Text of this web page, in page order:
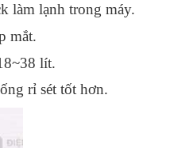
làm lạnh trong máy.
mắt.
lít.
rỉ sét tốt hơn.